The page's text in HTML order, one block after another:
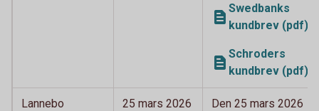
Swedbanks
kundbrev (pdf)
Schroders
kundbrev (pdf)
Lannebo
25 mars 2026
Den 25 mars 2026